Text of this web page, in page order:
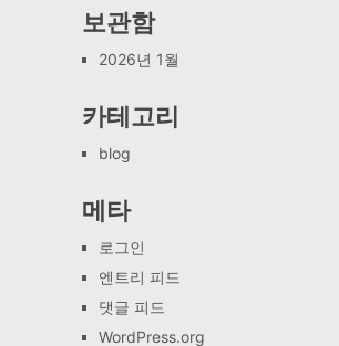
보관함
2026년 1월
카테고리
blog
메타
로그인
엔트리 피드
댓글 피드
WordPress.org